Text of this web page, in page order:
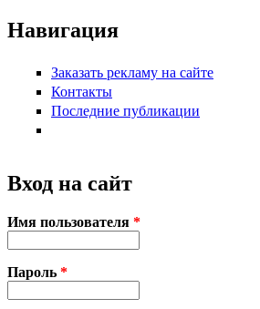
Навигация
Заказать рекламу на сайте
Контакты
Последние публикации
Вход на сайт
Имя пользователя *
Пароль *